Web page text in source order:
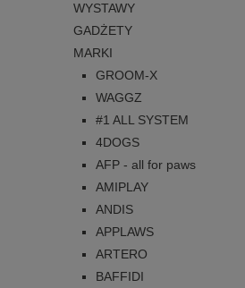
WYSTAWY
GADŻETY
MARKI
GROOM-X
WAGGZ
#1 ALL SYSTEM
4DOGS
AFP - all for paws
AMIPLAY
ANDIS
APPLAWS
ARTERO
BAFFIDI